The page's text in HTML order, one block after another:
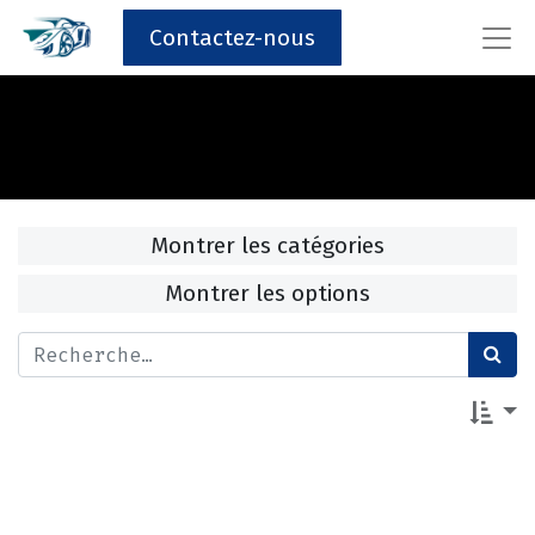
Contactez-nous
Montrer les catégories
Montrer les options